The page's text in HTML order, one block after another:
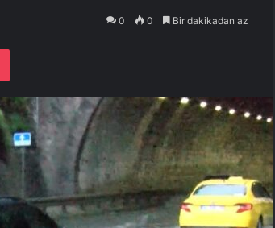
0 0 Bir dakikadan az
Pocket